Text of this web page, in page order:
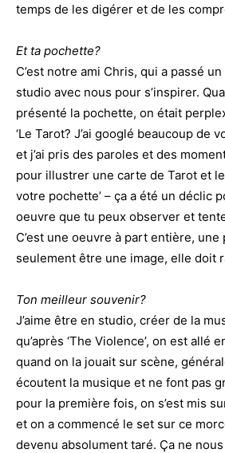
temps de les digérer et de les
Et ta pochette?
C’est notre ami Chris, qui a passé
studio avec nous pour s’inspirer.
présenté la pochette, on était
‘Le Tarot? J’ai googlé beaucoup de
et j’ai pris des paroles et des
pour illustrer une carte de Tarot et
votre pochette’ – ça a été un déclic
oeuvre que tu peux observer et
C’est une oeuvre à part entière,
seulement être une image, elle doit
Ton meilleur souvenir?
J’aime être en studio, créer de la
qu’après ‘The Violence’, on est allé
quand on la jouait sur scène,
écoutent la musique et ne font pas
pour la première fois, on s’est mis
et on a commencé le set sur ce
devenu absolument taré. Ça ne